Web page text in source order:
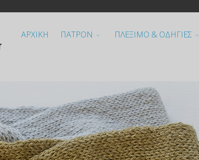
ΑΡΧΙΚΗ ΠΑΤΡΟΝ ΠΛΕΞΙΜΟ & ΟΔΗΓΙΕΣ